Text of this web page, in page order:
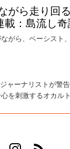
がら走り回
載：島流し奇
がら、ベーシスト
ャーナリストが警
を刺激するオカル